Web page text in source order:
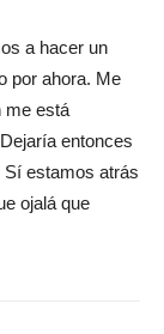
a hacer un
por ahora. Me
me está
entonces
Sí estamos atrás
ojalá que